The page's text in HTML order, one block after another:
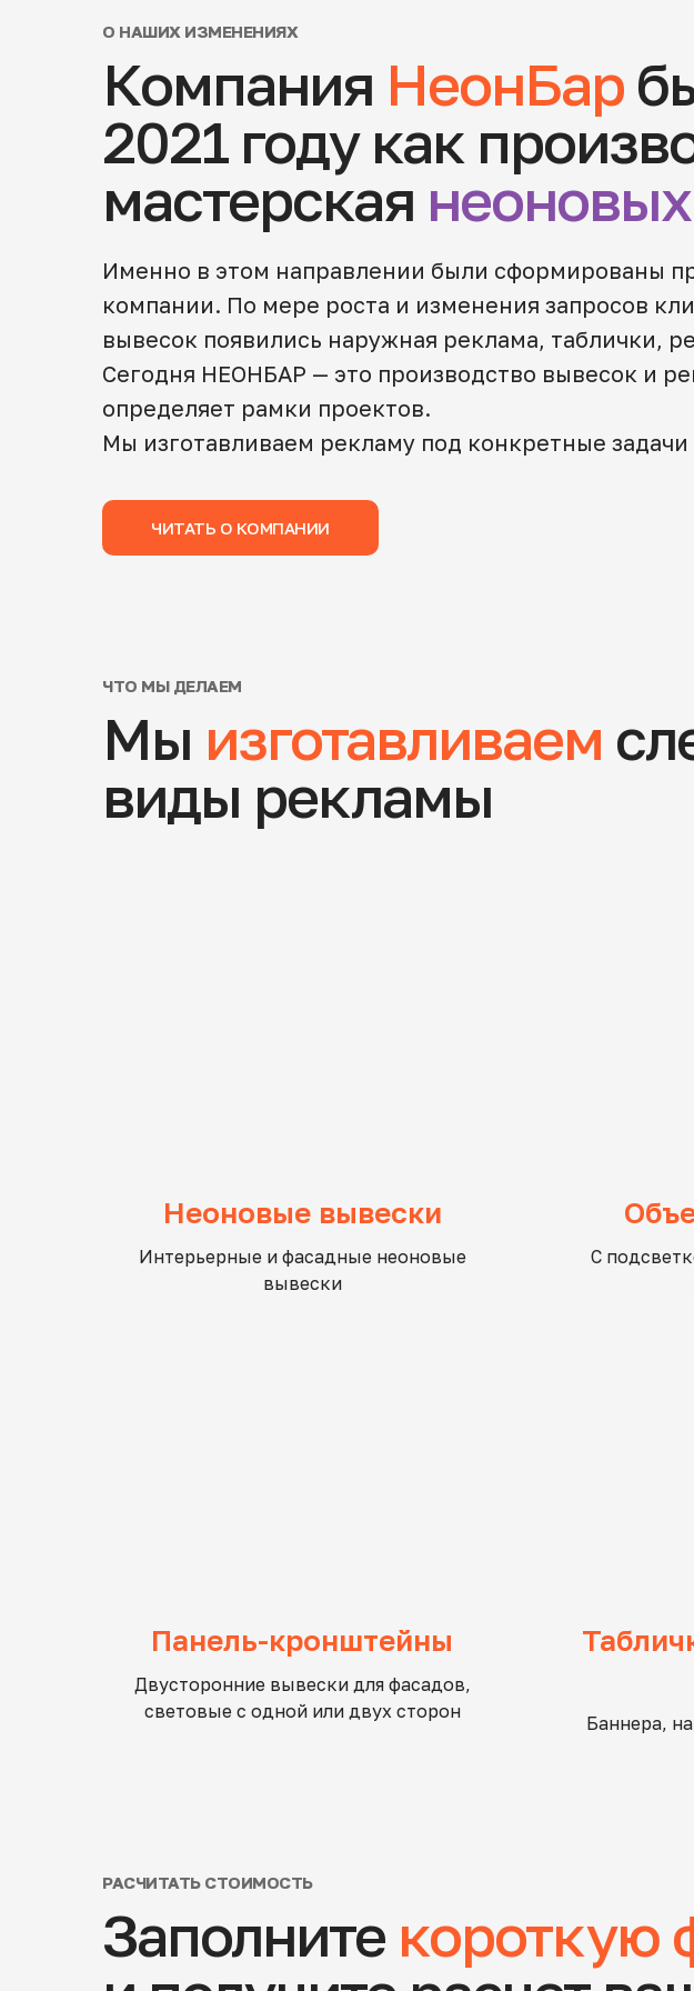
О НАШИХ ИЗМЕНЕНИЯХ
Компания НеонБар
2021 году как
мастерская
Именно в этом направлении были сформированы
компании. По мере роста и изменения запросов
вывесок появились наружная реклама, таблички,
Сегодня НЕОНБАР — это производство вывесок и
определяет рамки проектов.
Мы изготавливаем рекламу под конкретные
ЧИТАТЬ О КОМПАНИИ
ЧТО МЫ ДЕЛАЕМ
Мы изготавливаем
виды рекламы
Неоновые вывески
Интерьерные и фасадные неоновые
вывески
С
Панель-кронштейны
Двусторонние вывески для фасадов,
световые с одной или двух сторон
Баннера,
РАСЧИТАТЬ СТОИМОСТЬ
Заполните короткую